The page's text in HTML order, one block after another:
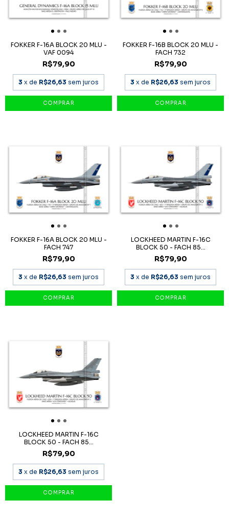
FOKKER F-16A BLOCK 20 MLU -
VAF 0094
R$79,90
3 x de R$26,63 sem juros
FOKKER F-16B BLOCK 20 MLU -
FACH 732
R$79,90
3 x de R$26,63 sem juros
FOKKER F-16A BLOCK 20 MLU -
FACH 747
R$79,90
3 x de R$26,63 sem juros
LOCKHEED MARTIN F-16C
BLOCK 50 - FACH 85...
R$79,90
3 x de R$26,63 sem juros
LOCKHEED MARTIN F-16C
BLOCK 50 - FACH 85...
R$79,90
3 x de R$26,63 sem juros